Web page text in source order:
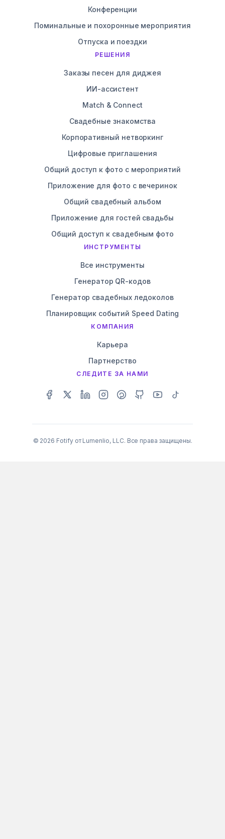
Конференции
Поминальные и похоронные мероприятия
Отпуска и поездки
РЕШЕНИЯ
Заказы песен для диджея
ИИ-ассистент
Match & Connect
Свадебные знакомства
Корпоративный нетворкинг
Цифровые приглашения
Общий доступ к фото с мероприятий
Приложение для фото с вечеринок
Общий свадебный альбом
Приложение для гостей свадьбы
Общий доступ к свадебным фото
ИНСТРУМЕНТЫ
Все инструменты
Генератор QR-кодов
Генератор свадебных ледоколов
Планировщик событий Speed Dating
КОМПАНИЯ
Карьера
Партнерство
СЛЕДИТЕ ЗА НАМИ
© 2026 Fotify от Lumenlio, LLC. Все права защищены.